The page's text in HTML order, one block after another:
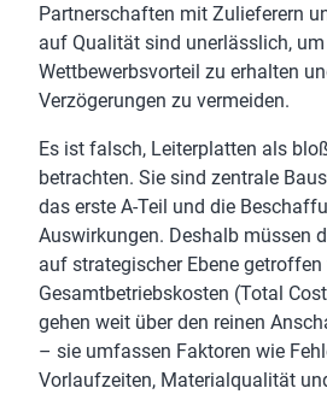
Partnerschaften mit Zulieferern
auf Qualität sind unerlässlich, um
Wettbewerbsvorteil zu erhalten
Verzögerungen zu vermeiden.
Es ist falsch, Leiterplatten als
betrachten. Sie sind zentrale
das erste A-Teil und die
Auswirkungen. Deshalb müssen
auf strategischer Ebene getroffen
Gesamtbetriebskosten (Total
gehen weit über den reinen
– sie umfassen Faktoren wie
Vorlaufzeiten, Materialqualität